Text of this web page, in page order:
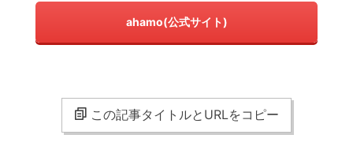
ahamo(公式サイト)
この記事タイトルとURLをコピー